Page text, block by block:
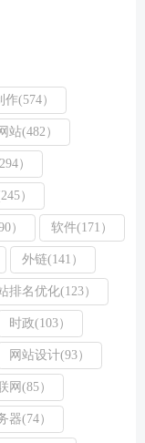
作(574）
站(482）
）
）
） 软件(171）
外链(141）
排名优化(123）
时政(103）
网站设计(93）
网(85）
器(74）